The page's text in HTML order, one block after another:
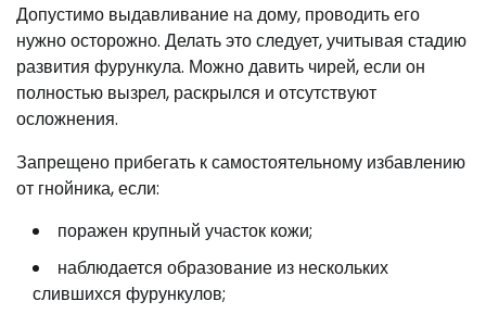
Допустимо выдавливание на дому, проводить его
нужно осторожно. Делать это следует, учитывая стадию
развития фурункула. Можно давить чирей, если он
полностью вызрел, раскрылся и отсутствуют
осложнения.
Запрещено прибегать к самостоятельному избавлению
от гнойника, если:
поражен крупный участок кожи;
наблюдается образование из нескольких
слившихся фурункулов;